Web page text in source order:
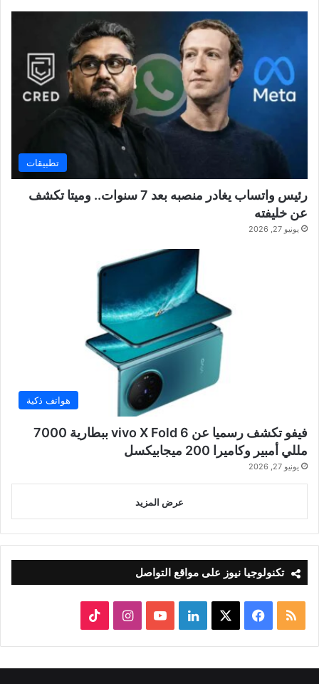
تطبيقات
رئيس واتساب يغادر منصبه بعد 7 سنوات.. وميتا تكشف
عن خليفته
يونيو 27, 2026
هواتف ذكية
فيفو تكشف رسميا عن vivo X Fold 6 ببطارية 7000
مللي أمبير وكاميرا 200 ميجابيكسل
يونيو 27, 2026
عرض المزيد
تكنولوجيا نيوز على مواقع التواصل
ملخص
الموقع
RSS
فيسبوك لينكدإن‫YouTubeانستقرام